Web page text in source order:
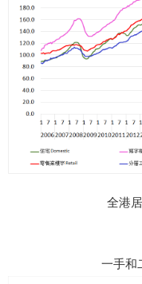
全港
一手和